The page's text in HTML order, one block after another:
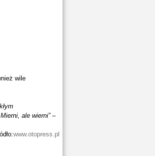
wile
ale wierni” –
www.otopress.pl